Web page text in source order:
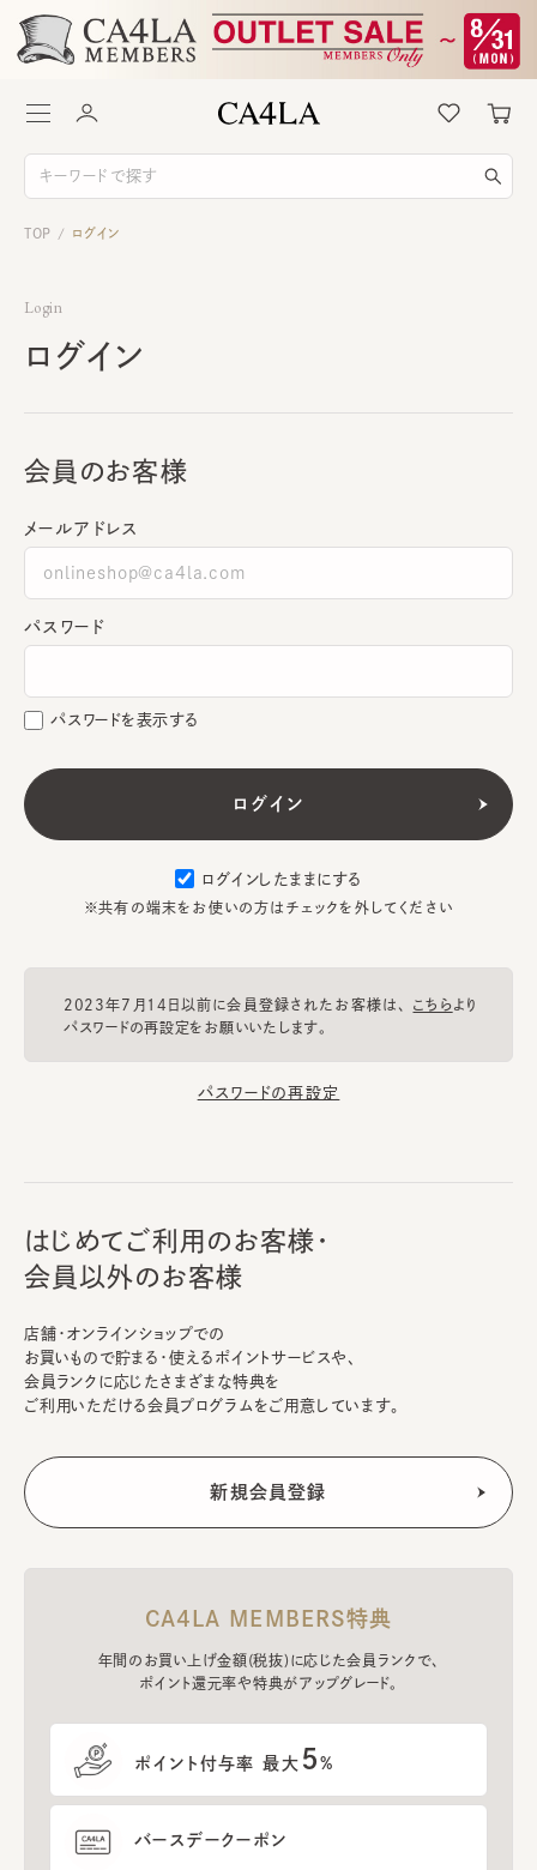
TOP / ログイン
Login
ログイン
会員のお客様
メールアドレス
パスワード
パスワードを表示する
ログインしたままにする
※共有の端末をお使いの方はチェックを外してください
2023年7月14日以前に会員登録されたお客様は、 こちらより
パスワードの再設定をお願いいたします。
パスワードの再設定
はじめてご利用のお客様・
会員以外のお客様
店舗・オンラインショップでの
お買いもので貯まる・使えるポイントサービスや、
会員ランクに応じたさまざまな特典を
ご利用いただける会員プログラムをご用意しています。
CA4LA MEMBERS特典
年間のお買い上げ金額(税抜)に応じた会員ランクで、
ポイント還元率や特典がアップグレード。
ポイント付与率 最大 5%
バースデークーポン